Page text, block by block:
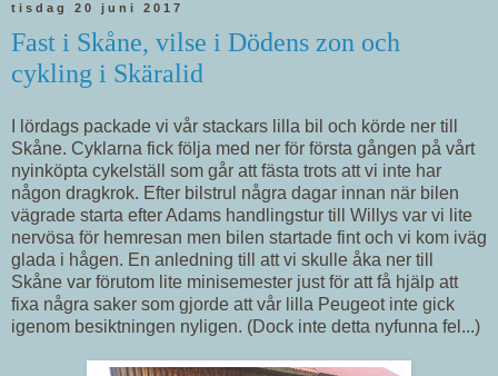
tisdag 20 juni 2017
Fast i Skåne, vilse i Dödens zon och
cykling i Skäralid
I lördags packade vi vår stackars lilla bil och körde ner till
Skåne. Cyklarna fick följa med ner för första gången på vårt
nyinköpta cykelställ som går att fästa trots att vi inte har
någon dragkrok. Efter bilstrul några dagar innan när bilen
vägrade starta efter Adams handlingstur till Willys var vi lite
nervösa för hemresan men bilen startade fint och vi kom iväg
glada i hågen. En anledning till att vi skulle åka ner till
Skåne var förutom lite minisemester just för att få hjälp att
fixa några saker som gjorde att vår lilla Peugeot inte gick
igenom besiktningen nyligen. (Dock inte detta nyfunna fel...)